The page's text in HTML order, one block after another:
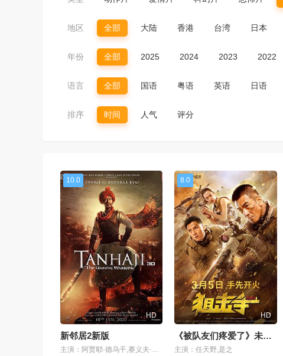
地区 全部 大陆 香港 台湾 日本
年份 全部 2025 2024 2023 2022
语言 全部 国语 粤语 英语 日语
排序 时间 人气 评分
10.0
HD
新邻居2新版
主演：阿贾耶·德乌干,赛义夫·阿里·汗,卡卓儿,Kiran Rathod,Luke Kenny,Raj Bhansali,Nitesh Kalbande,沙山克·申德,Ajinkya Deo,Tareeq Ahmed Khan,Jagannath Nivangune,Myrah Dandekar,Arush Nand
8.0
HD
《被队友们疼爱了》未删减
主演：任天野,是之